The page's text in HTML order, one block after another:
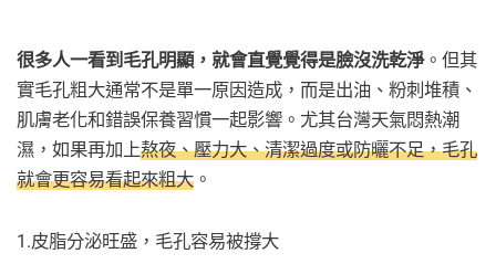
很多人一看到毛孔明顯，就會直覺覺得是臉沒洗乾淨。但其
實毛孔粗大通常不是單一原因造成，而是出油、粉刺堆積、
肌膚老化和錯誤保養習慣一起影響。尤其台灣天氣悶熱潮
濕，如果再加上熬夜、壓力大、清潔過度或防曬不足，毛孔
就會更容易看起來粗大 。
1.皮脂分泌旺盛，毛孔容易被撐大